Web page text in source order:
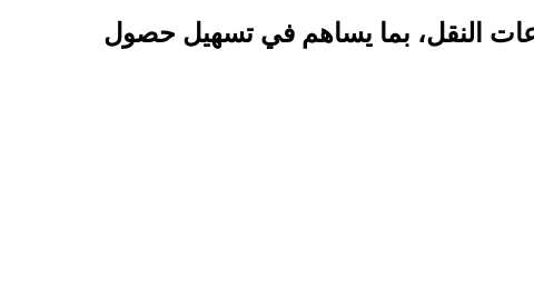
النقل، بما يساهم في تسهيل حصول